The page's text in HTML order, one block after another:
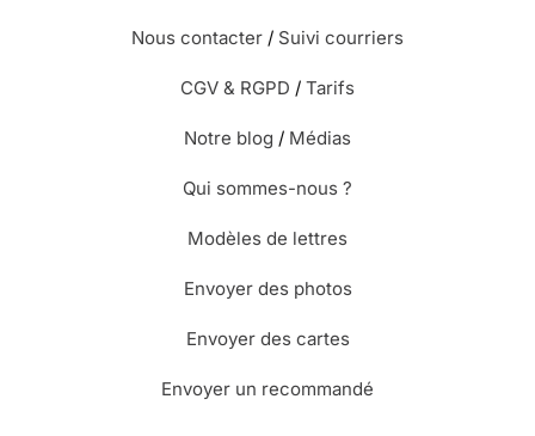
Nous contacter / Suivi courriers
CGV & RGPD / Tarifs
Notre blog / Médias
Qui sommes-nous ?
Modèles de lettres
Envoyer des photos
Envoyer des cartes
Envoyer un recommandé